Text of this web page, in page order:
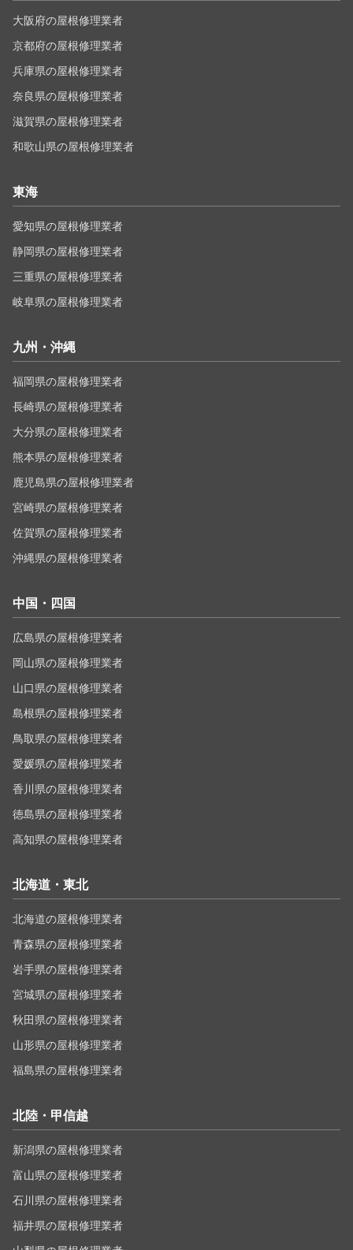
大阪府の屋根修理業者
京都府の屋根修理業者
兵庫県の屋根修理業者
奈良県の屋根修理業者
滋賀県の屋根修理業者
和歌山県の屋根修理業者
東海
愛知県の屋根修理業者
静岡県の屋根修理業者
三重県の屋根修理業者
岐阜県の屋根修理業者
九州・沖縄
福岡県の屋根修理業者
長崎県の屋根修理業者
大分県の屋根修理業者
熊本県の屋根修理業者
鹿児島県の屋根修理業者
宮崎県の屋根修理業者
佐賀県の屋根修理業者
沖縄県の屋根修理業者
中国・四国
広島県の屋根修理業者
岡山県の屋根修理業者
山口県の屋根修理業者
島根県の屋根修理業者
鳥取県の屋根修理業者
愛媛県の屋根修理業者
香川県の屋根修理業者
徳島県の屋根修理業者
高知県の屋根修理業者
北海道・東北
北海道の屋根修理業者
青森県の屋根修理業者
岩手県の屋根修理業者
宮城県の屋根修理業者
秋田県の屋根修理業者
山形県の屋根修理業者
福島県の屋根修理業者
北陸・甲信越
新潟県の屋根修理業者
富山県の屋根修理業者
石川県の屋根修理業者
福井県の屋根修理業者